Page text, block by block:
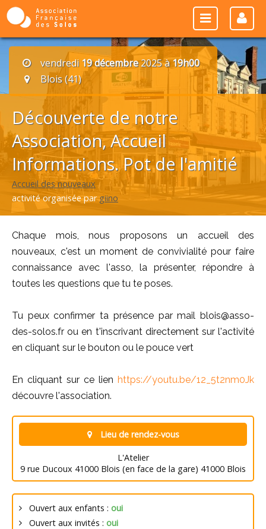
vendredi 19 décembre2025 à19h00
Blois (41)
Découverte de notre
Association, Accueil
Informations. Pot de l'amitié
Accueil des nouveaux
activité organisée pargiino
Chaque mois, nous proposons un accueil des
nouveaux, c'est un moment de convivialité pour faire
connaissance avec l'asso, la présenter, répondre à
toutes les questions que tu te poses.
Tu peux confirmer ta présence par mail blois@asso-
des-solos.fr ou en t'inscrivant directement sur l'activité
en cliquant sur le bouton ou le pouce vert
En cliquant sur ce lien https://youtu.be/12_5t2nm0Jk
découvre l'association.
Lieu de rendez-vous
L'Atelier
9 rue Ducoux 41000 Blois (en face de la gare) 41000 Blois
Ouvert aux enfants : oui
Ouvert aux invités : oui